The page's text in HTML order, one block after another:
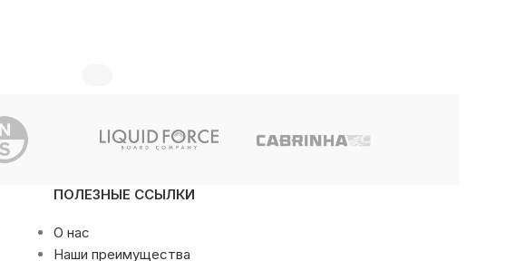
ПОЛЕЗНЫЕ ССЫЛКИ
О нас
Наши преимущества